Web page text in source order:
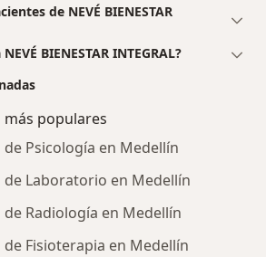
de NEVÉ BIENESTAR
BIENESTAR INTEGRAL?
populares
Psicología en Medellín
de Laboratorio en Medellín
Radiología en Medellín
Fisioterapia en Medellín